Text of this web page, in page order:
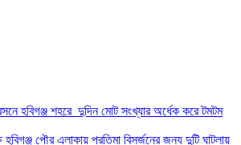
হবিগঞ্জ শহরে দুদিন মোট সংখ্যার অর্ধেক করে টমটম
পৌর এলাকায় প্রতিমা বিসর্জনের জন্য দুটি ঘাটলায়